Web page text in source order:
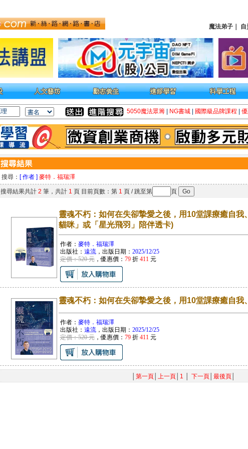
魔法弟子
自
5050魔法眾籌 NG書城 國際級品牌課程
搜尋： [ 作者 ] 麥特．福瑞澤
搜尋結果共計 2 筆，共計 1 頁 目前頁數：第 1 頁 / 跳至第 頁
靈魂不朽：如何在失卻摯愛之後，用10堂課療癒自
貓咪」或「星光飛羽」陪伴透卡)
作者： 麥特．福瑞澤
出版社： 遠流，出版日期： 2025/12/25
定價：520 元，優惠價： 79折 411元
靈魂不朽：如何在失卻摯愛之後，用10堂課療癒自我
作者： 麥特．福瑞澤
出版社： 遠流，出版日期： 2025/12/25
定價：520 元，優惠價： 79折 411元
第一頁│ 上一頁│ 1 下一頁│ 最後頁│